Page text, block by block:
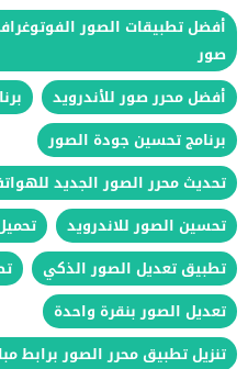
صور
أفضل محرر صور للأندرويد
برنامج تحسين جودة الصور
تحديث محرر الصور الجديد
تحسين الصور للاندرويد
تحميل
تطبيق تعديل الصور الذكي
تعديل الصور بنقرة واحدة
تنزيل تطبيق محرر الصور برابط مباشر